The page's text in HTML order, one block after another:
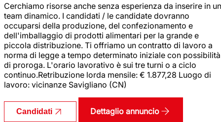
Cerchiamo risorse anche senza esperienza da inserire in un
team dinamico. I candidati / le candidate dovranno
occuparsi della produzione, del confezionamento e
dell'imballaggio di prodotti alimentari per la grande e
piccola distribuzione. Ti offriamo un contratto di lavoro a
norma di legge a tempo determinato iniziale con possibilità
di proroga. L'orario lavorativo è sui tre turni o a ciclo
continuo.Retribuzione lorda mensile: € 1.877,28 Luogo di
lavoro: vicinanze Savigliano (CN)
Candidati Dettaglio annuncio